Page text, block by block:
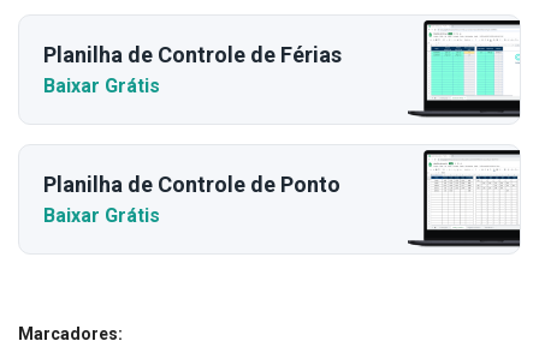
Planilha de Controle de Férias
Baixar Grátis
Planilha de Controle de Ponto
Baixar Grátis
Marcadores: